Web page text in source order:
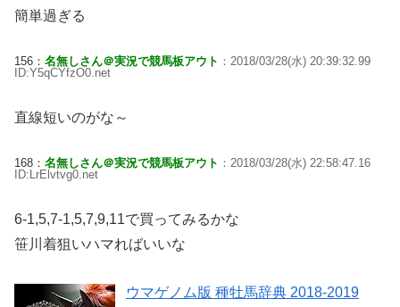
簡単過ぎる
156： 名無しさん＠実況で競馬板アウト ：2018/03/28(水) 20:39:32.99
ID:Y5qCYfzO0.net
直線短いのがな～
168： 名無しさん＠実況で競馬板アウト ：2018/03/28(水) 22:58:47.16
ID:LrElvtvg0.net
6-1,5,7-1,5,7,9,11で買ってみるかな
笹川着狙いハマればいいな
ウマゲノム版 種牡馬辞典 2018-2019